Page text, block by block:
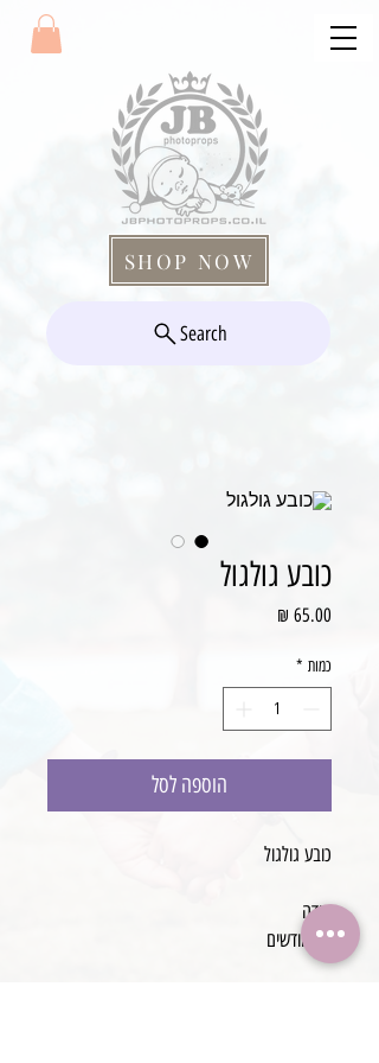
SHOP NOW
Search
כובע גולגול
כמות *
הוספה לסל
כובע גולגול
מידה
12 חודשים